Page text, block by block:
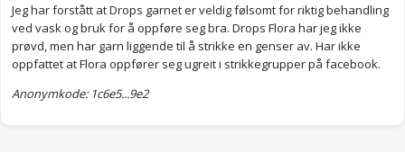
Jeg har forstått at Drops garnet er veldig følsomt for riktig behandling
ved vask og bruk for å oppføre seg bra. Drops Flora har jeg ikke
prøvd, men har garn liggende til å strikke en genser av. Har ikke
oppfattet at Flora oppfører seg ugreit i strikkegrupper på facebook.
Anonymkode: 1c6e5...9e2